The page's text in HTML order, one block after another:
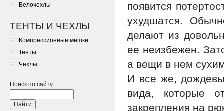
Велочехлы
ТЕНТЫ И ЧЕХЛЫ
Компрессионные мешки
Тенты
Чехлы
Поиск по сайту:
появится
ухудшатся.
делают из
ее неизбежен.
а вещи в нем
И все же,
вида, которые
закрепления на